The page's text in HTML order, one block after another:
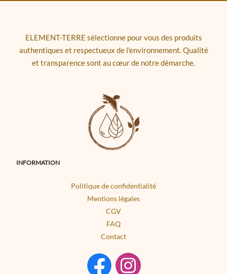
ELEMENT-TERRE sélectionne pour vous des produits
authentiques et respectueux de l'environnement. Qualité
et transparence sont au cœur de notre démarche.
INFORMATION
Politique de confidentialité
Mentions légales
CGV
FAQ
Contact